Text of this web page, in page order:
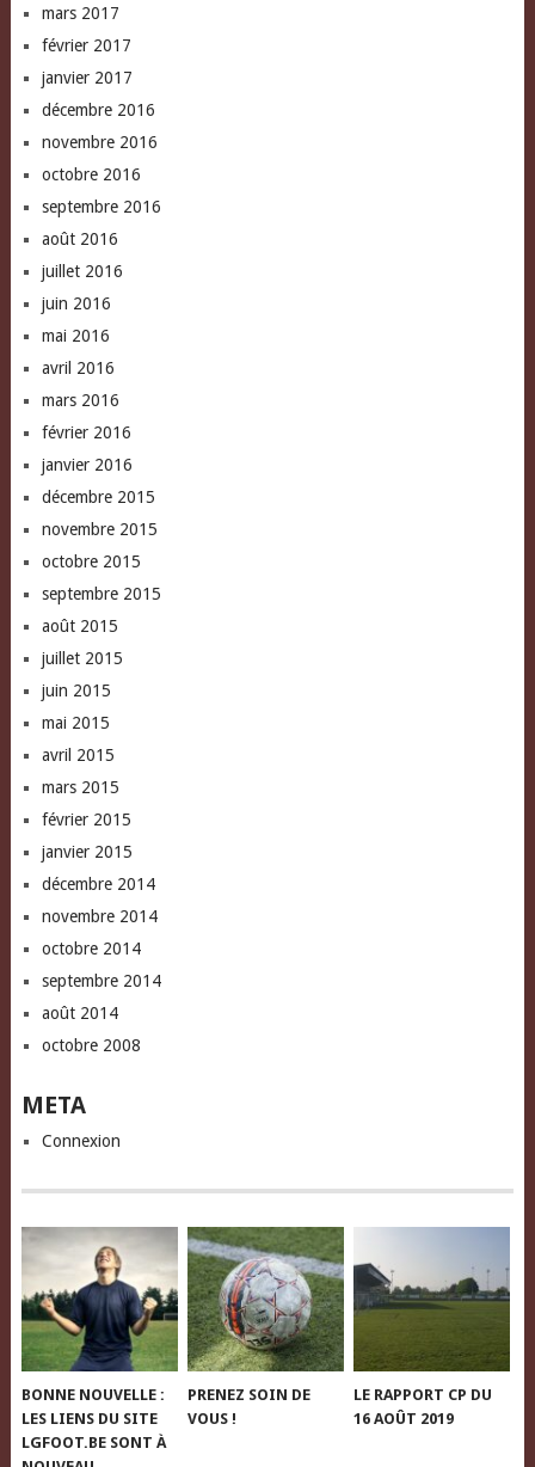
mars 2017
février 2017
janvier 2017
décembre 2016
novembre 2016
octobre 2016
septembre 2016
août 2016
juillet 2016
juin 2016
mai 2016
avril 2016
mars 2016
février 2016
janvier 2016
décembre 2015
novembre 2015
octobre 2015
septembre 2015
août 2015
juillet 2015
juin 2015
mai 2015
avril 2015
mars 2015
février 2015
janvier 2015
décembre 2014
novembre 2014
octobre 2014
septembre 2014
août 2014
octobre 2008
META
Connexion
BONNE NOUVELLE :
LES LIENS DU SITE
LGFOOT.BE SONT À
PRENEZ SOIN DE
VOUS !
LE RAPPORT CP DU
16 AOÛT 2019